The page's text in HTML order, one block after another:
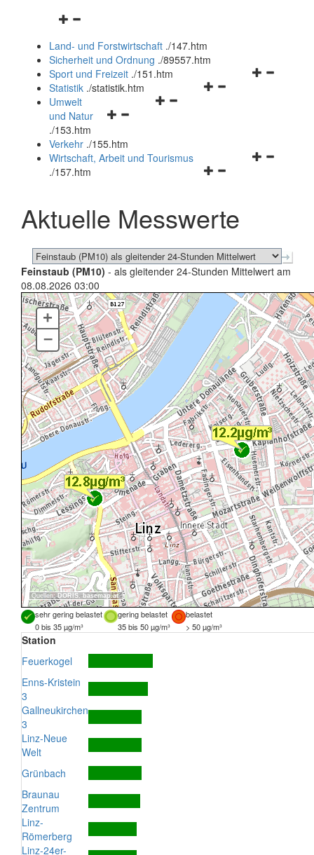
Navigationsmenü
und
schließen
Land- und Forstwirtschaft ./147.htm
Sicherheit und Ordnung ./89557.htm
Navigationsmenü
Sport und Freizeit ./151.htm
Navigationsmenü
Statistik ./statistik.htm
Navigationsmenü
und
schließen
Umwelt
und Natur
./153.htm
Verkehr ./155.htm
Navigationsmenü
schließen
Wirtschaft, Arbeit und Tourismus
./157.htm
Aktuelle Messwerte
Feinstaub (PM10) - als gleitender 24-Stunden Mittelwert am
08.08.2026 03:00
Quellen:DORIS, basemap.at
+
–
sehr gering belastet gering belastet
belastet
0 bis 35 µg/m³
35 bis 50 µg/m³ > 50 µg/m³
Station
Feuerkogel
Enns-Kristein
3
Gallneukirchen
3
Linz-Neue
Welt
Grünbach
Braunau
Zentrum
Linz-
Römerberg
Linz-24er-